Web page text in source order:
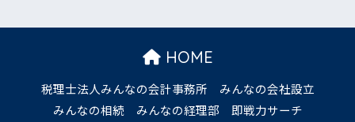
HOME
税理士法人みんなの会計事務所
みんなの会社設立
みんなの相続
みんなの経理部 即戦力サーチ